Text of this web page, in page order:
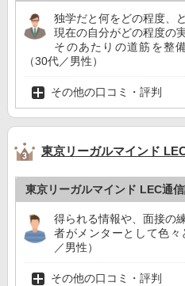
独学だと何をどの程度、
現在の自分がどの程度の
そのあたりの道筋を整
（30代／男性）
その他の口コミ・評判
東京リーガルマインド
東京リーガルマインド LEC通
得られる情報や、面接の
者がメンターとして色
／男性）
その他の口コミ・評判